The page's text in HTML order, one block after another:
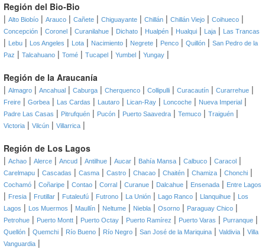
Región del Bio-Bio
| Alto Biobío | Arauco | Cañete | Chiguayante | Chillán | Chillán Viejo | Coihueco |
Concepción | Coronel | Curanilahue | Dichato | Hualpén | Hualqui | Laja | Las Trancas
| Lebu | Los Angeles | Lota | Nacimiento | Negrete | Penco | Quillón | San Pedro de la
Paz | Talcahuano | Tomé | Tucapel | Yumbel | Yungay |
Región de la Araucanía
| Almagro | Ancahual | Caburga | Cherquenco | Collipulli | Curacautín | Curarrehue |
Freire | Gorbea | Las Cardas | Lautaro | Lican-Ray | Loncoche | Nueva Imperial |
Padre Las Casas | Pitrufquén | Pucón | Puerto Saavedra | Temuco | Traiguén |
Victoria | Vilcún | Villarrica |
Región de Los Lagos
| Achao | Alerce | Ancud | Antilhue | Aucar | Bahía Mansa | Calbuco | Caracol |
Carelmapu | Cascadas | Casma | Castro | Chacao | Chaitén | Chamiza | Chonchi |
Cochamó | Coñaripe | Contao | Corral | Curanue | Dalcahue | Ensenada | Entre Lagos
| Fresia | Frutillar | Futaleufú | Futrono | La Unión | Lago Ranco | Llanquihue | Los
Lagos | Los Muermos | Maullín | Neltume | Niebla | Osorno | Paraguay Chico |
Petrohue | Puerto Montt | Puerto Octay | Puerto Ramírez | Puerto Varas | Purranque |
Quellón | Quemchi | Río Bueno | Río Negro | San José de la Mariquina | Valdivia | Villa
Vanguardia |